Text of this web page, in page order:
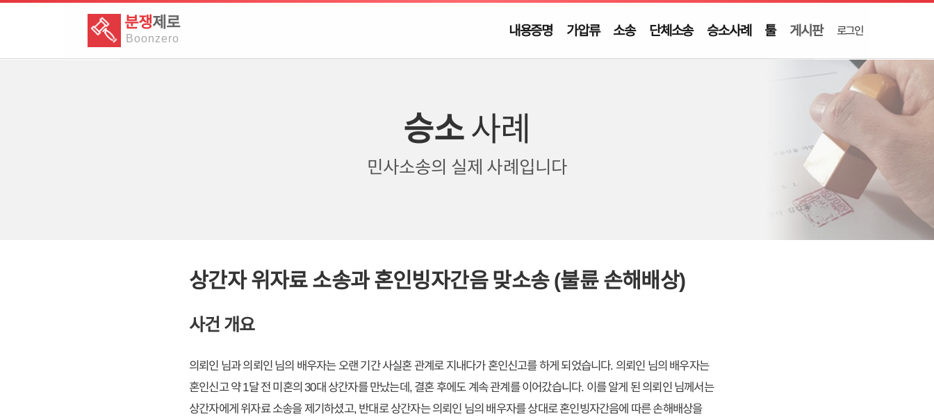
분쟁제로
Boonzero 내용증명 가압류 소송 단체소송 승소사례 툴 게시판 로그인
승소사례
민사소송의 실제 사례입니다
상간자 위자료 소송과 혼인빙자간음 맞소송 (불륜 손해배상)
사건 개요
의뢰인 님과 의뢰인 님의 배우자는 오랜 기간 사실혼 관계로 지내다가 혼인신고를 하게 되었습니다. 의뢰인 님의 배우자는
혼인신고 약 1달 전 미혼의 30대 상간자를 만났는데, 결혼 후에도 계속 관계를 이어갔습니다. 이를 알게 된 의뢰인 님께서는
상간자에게 위자료 소송을 제기하셨고, 반대로 상간자는 의뢰인 님의 배우자를 상대로 혼인빙자간음에 따른 손해배상을